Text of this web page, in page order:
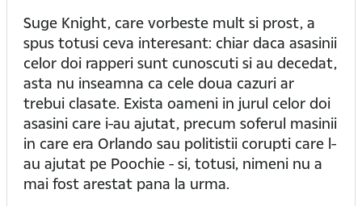
Suge Knight, care vorbeste mult si prost, a
spus totusi ceva interesant: chiar daca asasinii
celor doi rapperi sunt cunoscuti si au decedat,
asta nu inseamna ca cele doua cazuri ar
trebui clasate. Exista oameni in jurul celor doi
asasini care i-au ajutat, precum soferul masinii
in care era Orlando sau politistii corupti care l-
au ajutat pe Poochie - si, totusi, nimeni nu a
mai fost arestat pana la urma.